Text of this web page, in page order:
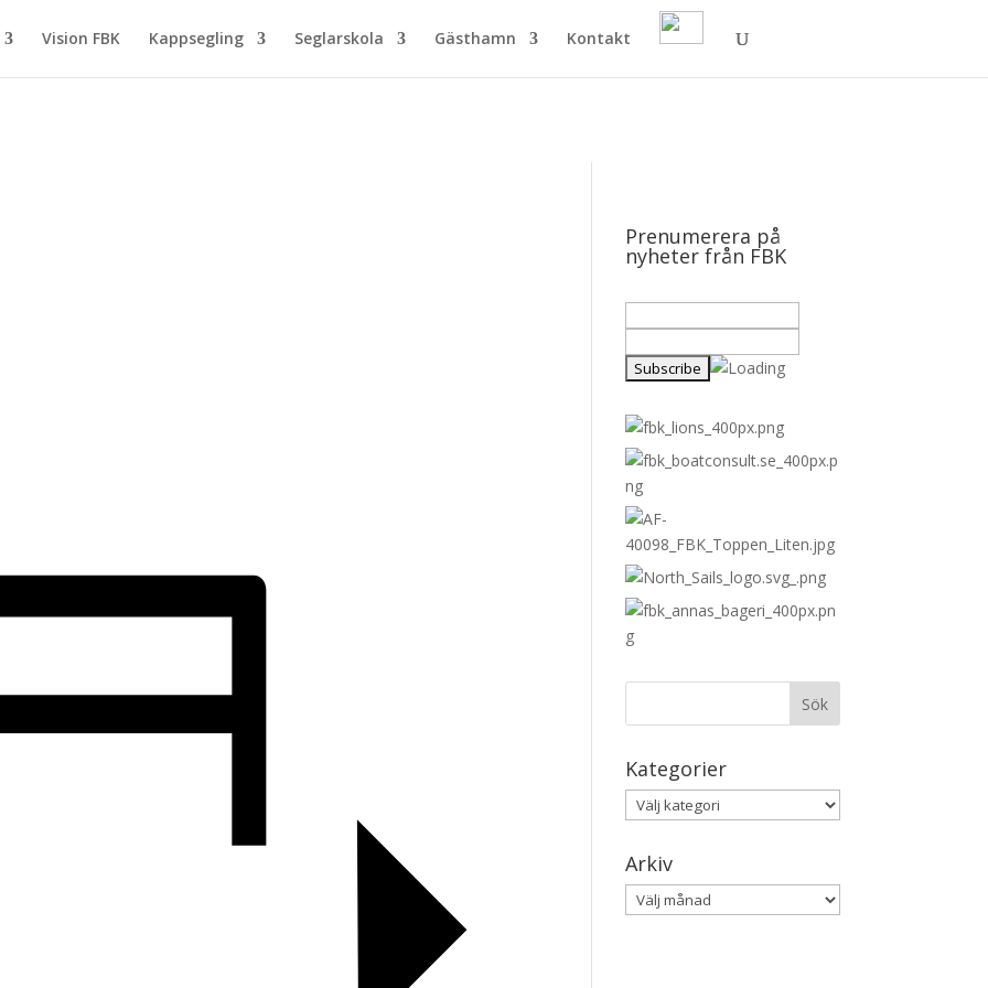
Vision FBK Kappsegling Seglarskola Gästhamn Kontakt
Prenumerera på
nyheter från FBK
Kategorier
Kategorier
Arkiv
Arkiv